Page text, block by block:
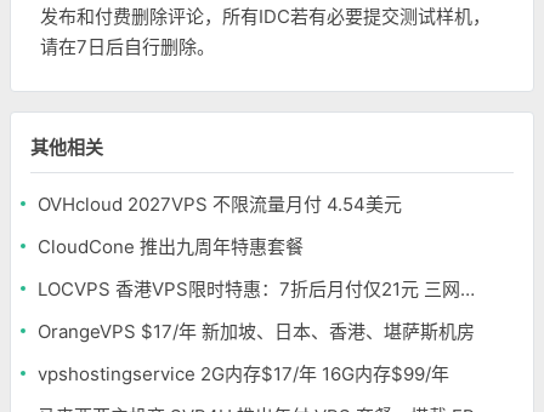
发布和付费删除评论，所有IDC若有必要提交测试样机，
请在7日后自行删除。
其他相关
OVHcloud 2027VPS 不限流量月付 4.54美元
CloudCone 推出九周年特惠套餐
LOCVPS 香港VPS限时特惠：7折后月付仅21元 三网优化BGP线路 可选原生IP
OrangeVPS $17/年 新加坡、日本、香港、堪萨斯机房
vpshostingservice 2G内存$17/年 16G内存$99/年